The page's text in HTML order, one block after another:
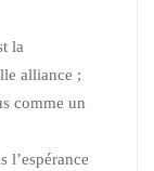
la
alliance ;
comme un
l’espérance